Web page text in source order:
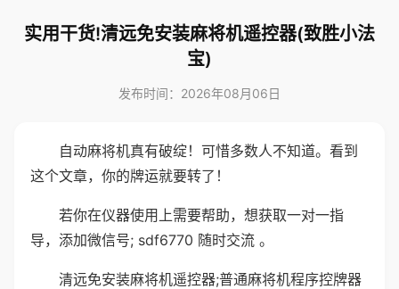
实用干货!清远免安装麻将机遥控器(致胜小法
宝)
发布时间：2026年08月06日
自动麻将机真有破绽！可惜多数人不知道。看到
这个文章，你的牌运就要转了！
若你在仪器使用上需要帮助，想获取一对一指
导，添加微信号; sdf6770 随时交流 。
清远免安装麻将机遥控器;普通麻将机程序控牌器